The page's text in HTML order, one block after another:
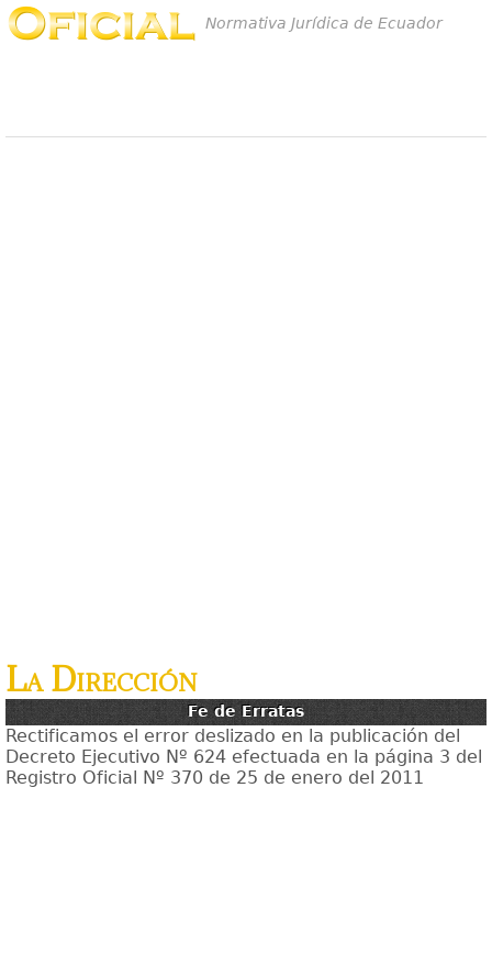
Normativa Jurídica de Ecuador
La Dirección
Fe de Erratas
Rectificamos el error deslizado en la publicación del
Decreto Ejecutivo Nº 624 efectuada en la página 3 del
Registro Oficial Nº 370 de 25 de enero del 2011